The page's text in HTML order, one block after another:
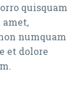
quisquam
numquam
et dolore